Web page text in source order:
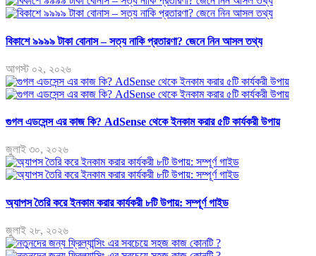
বিকাশে ৯৯৯৯ টাকা বোনাস – সত্য নাকি প্রতারণা? জেনে নিন আসল তথ্য
আগস্ট ০২, ২০২৬
গুগল এডসেন্স এর কাজ কি? AdSense থেকে ইনকাম করার ৫টি কার্যকরী উপায়
জুলাই ৩০, ২০২৬
অ্যাপস তৈরি করে ইনকাম করার কার্যকরী ৮টি উপায়: সম্পূর্ণ গাইড
জুলাই ২৮, ২০২৬